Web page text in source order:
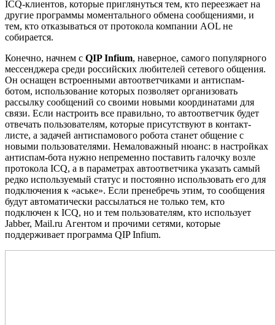
ICQ-клиентов, которые приглянуться тем, кто переезжает на
другие программы моментального обмена сообщениями, и
тем, кто отказываться от протокола компании AOL не
собирается.
Конечно, начнем с QIP Infium, наверное, самого популярного
мессенджера среди российских любителей сетевого общения.
Он оснащен встроенными автоответчиками и антиспам-
ботом, использование которых позволяет организовать
рассылку сообщений со своими новыми координатами для
связи. Если настроить все правильно, то автоответчик будет
отвечать пользователям, которые присутствуют в контакт-
листе, а задачей антиспамового робота станет общение с
новыми пользователями. Немаловажный нюанс: в настройках
антиспам-бота нужно непременно поставить галочку возле
протокола ICQ, а в параметрах автоответчика указать самый
редко используемый статус и постоянно использовать его для
подключения к «аське». Если пренебречь этим, то сообщения
будут автоматически рассылаться не только тем, кто
подключен к ICQ, но и тем пользователям, кто использует
Jabber, Mail.ru Агентом и прочими сетями, которые
поддерживает программа QIP Infium.